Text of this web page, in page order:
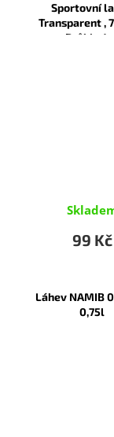
Sportovní
Transparent ,
99 Kč
Láhev NAMIB
0,75l